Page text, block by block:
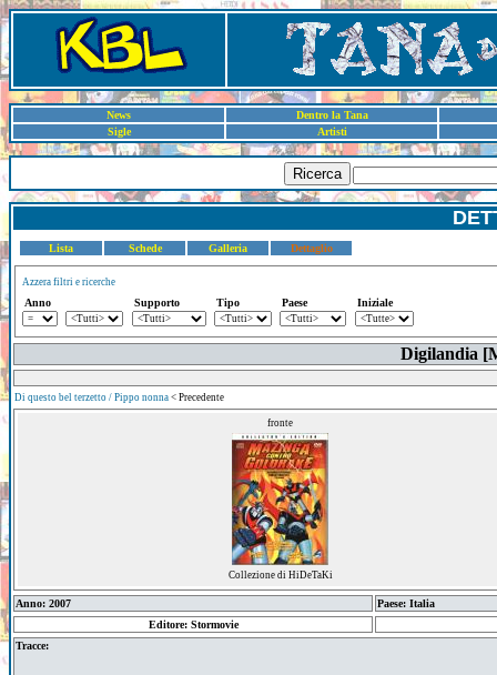
News
Dentro la Tana
Sigle
Artisti
Ricerca
Lista Schede Galleria Dettaglio
Azzera filtri e ricerche
Anno Supporto Tipo Paese Iniziale
Digilandia
Di questo bel terzetto / Pippo nonna < Precedente
fronte
Collezione di HiDeTaKi
Anno: 2007
Paese: Italia
Editore: Stormovie
Tracce: